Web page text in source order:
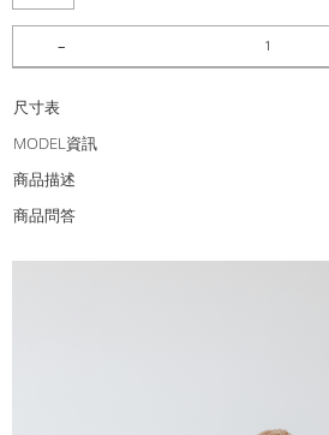
尺寸表
MODEL資訊
商品描述
商品問答